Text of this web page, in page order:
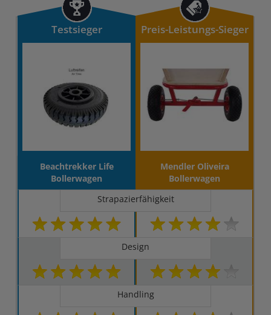
Testsieger Preis-Leistungs-Sieger
Beachtrekker Life
Bollerwagen
Mendler Oliveira
Bollerwagen
Strapazierfähigkeit
Design
Handling